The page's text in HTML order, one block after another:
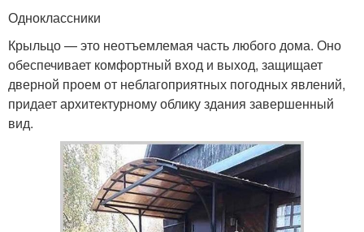
Одноклассники
Крыльцо — это неотъемлемая часть любого дома. Оно
обеспечивает комфортный вход и выход, защищает
дверной проем от неблагоприятных погодных явлений,
придает архитектурному облику здания завершенный
вид.